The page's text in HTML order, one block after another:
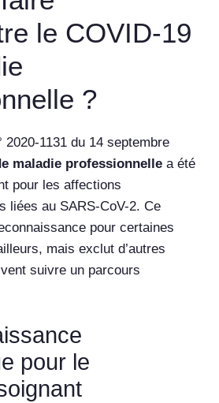
le COVID-19
?
2020-1131 du 14 septembre
maladie professionnelle a été
pour les affections
liées au SARS-CoV-2. Ce
pour certaines
mais exclut d’autres
suivre un parcours
pour le